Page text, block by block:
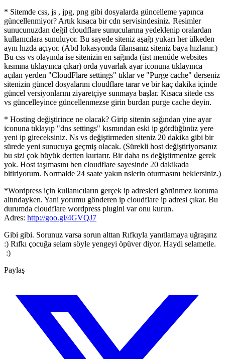
* Sitemde css, js , jpg, png gibi dosyalarda güncelleme yapınca
güncellenmiyor? Artık kısaca bir cdn servisindesiniz. Resimler
sunucunuzdan değil cloudflare sunucularına yedeklenip oralardan
kullanıcılara sunuluyor. Bu sayede siteniz aşağı yukarı her ülkeden
aynı hızda açıyor. (Abd lokasyonda filansanız siteniz baya hızlanır.)
Bu css vs olayında ise sitenizin en sağında (üst menüde websites
kısmına tıklayınca çıkar) orda yuvarlak ayar iconuna tıklayınca
açılan yerden "CloudFlare settings" tıklar ve "Purge cache" derseniz
sitenizin güncel dosyalarını cloudflare tarar ve bir kaç dakika içinde
güncel versiyonlarını ziyaretçiye sunmaya başlar. Kısaca sitede css
vs güncelleyince güncellenmezse girin burdan purge cache deyin.
* Hosting değiştirince ne olacak? Girip sitenin sağından yine ayar
iconuna tıklayıp "dns settings" kısmından eski ip gördüğünüz yere
yeni ip gireceksiniz. Ns vs değiştirmeden siteniz 20 dakika gibi bir
sürede yeni sunucuya geçmiş olacak. (Sürekli host değiştiriyorsanız
bu sizi çok büyük dertten kurtarır. Bir daha ns değiştirmenize gerek
yok. Host taşımasını ben cloudflare sayesinde 20 dakikada
bitiriyorum. Normalde 24 saate yakın nslerin oturmasını beklersiniz.)
*Wordpress için kullanıcıların gerçek ip adresleri görünmez koruma
altındayken. Yani yorumu gönderen ip cloudflare ip adresi çıkar. Bu
durumda cloudflare wordpress plugini var onu kurun.
Adres: http://goo.gl/4GVQJ7
Gibi gibi. Sorunuz varsa sorun alttan Rıfkıyla yanıtlamaya uğraşırız
:) Rıfkı çocuğa selam söyle yengeyi öpüver diyor. Haydi selametle.
:)
Paylaş